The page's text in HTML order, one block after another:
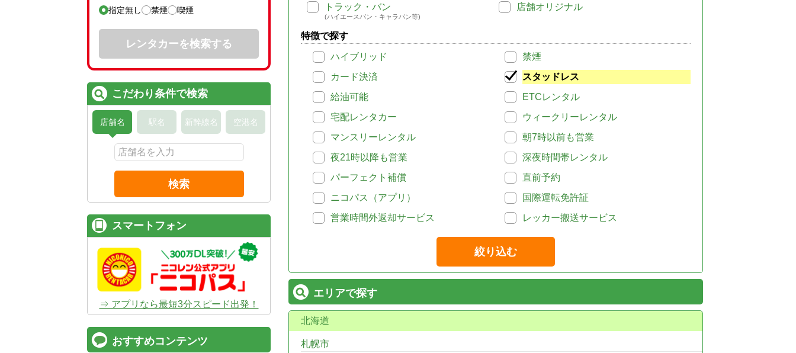
トラック・バン
(ハイエースバン・キャラバン等)
店舗オリジナル
特徴で探す
ハイブリッド
禁煙
カード決済
スタッドレス
給油可能
ETCレンタル
宅配レンタカー
ウィークリーレンタル
マンスリーレンタル
朝7時以前も営業
夜21時以降も営業
深夜時間帯レンタル
パーフェクト補償
直前予約
ニコパス（アプリ）
国際運転免許証
営業時間外返却サービス
レッカー搬送サービス
絞り込む
エリアで探す
北海道
札幌市
指定無し 禁煙 喫煙
レンタカーを検索する
こだわり条件で検索
店舗名 駅名 新幹線名 空港名
検索
スマートフォン
⇒ アプリなら最短3分スピード出発！
おすすめコンテンツ